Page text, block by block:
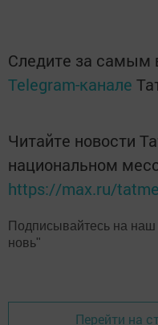
Следите за
Telegram-канале
Читайте новости
национальном
https://max.ru/
Подписывайтесь на наш
новь"
Перейти на